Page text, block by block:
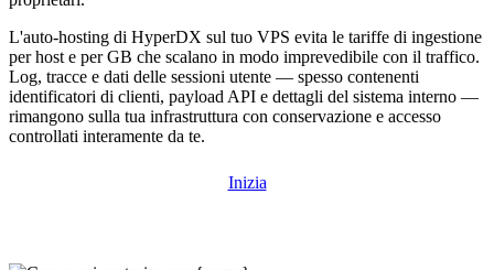
L'auto-hosting di HyperDX sul tuo VPS evita le tariffe di ingestione
per host e per GB che scalano in modo imprevedibile con il traffico.
Log, tracce e dati delle sessioni utente — spesso contenenti
identificatori di clienti, payload API e dettagli del sistema interno —
rimangono sulla tua infrastruttura con conservazione e accesso
controllati interamente da te.
Inizia